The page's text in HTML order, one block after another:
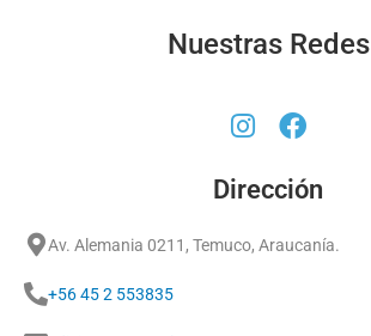
Nuestras Redes
Dirección
Av. Alemania 0211, Temuco, Araucanía.
+56 45 2 553835